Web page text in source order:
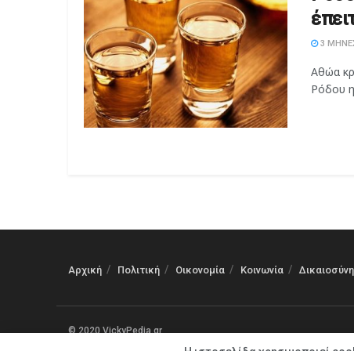
3
Αθώα
Ρόδου
Αρχική Πολιτική Οικονομία Κοινωνία Δικαιοσύνη
© 2020 VickyPedia.gr